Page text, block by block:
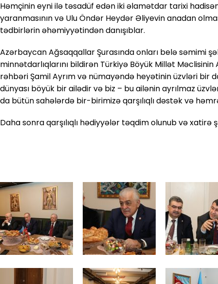
Həmçinin eyni ilə təsadüf edən iki əlamətdar tarixi
yaranmasının və Ulu Öndər Heydər Əliyevin anadan
tədbirlərin əhəmiyyətindən danışıblar.
Azərbaycan Ağsaqqallar Şurasında onları belə səmimi
minnətdarlıqlarını bildirən Türkiyə Böyük Millət
rəhbəri Şamil Ayrım və nümayəndə heyətinin üzvləri bir
dünyası böyük bir ailədir və biz – bu ailənin ayrılmaz
da bütün sahələrdə bir-birimizə qarşılıqlı dəstək və
Daha sonra qarşılıqlı hədiyyələr təqdim olunub və xatirə